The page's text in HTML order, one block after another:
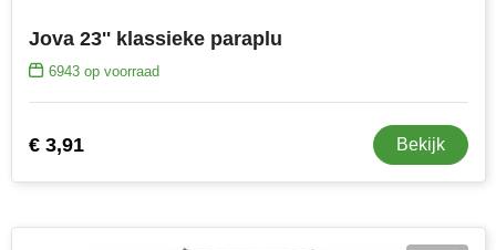
Jova 23'' klassieke paraplu
6943op voorraad
€ 3,91 Bekijk